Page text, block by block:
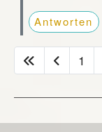
Antworten
1